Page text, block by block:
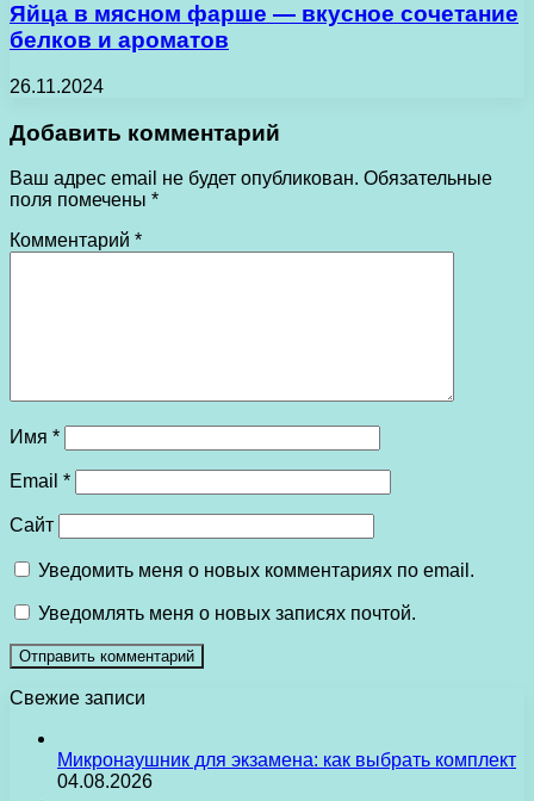
Яйца в мясном фарше — вкусное сочетание
белков и ароматов
26.11.2024
Добавить комментарий
Ваш адрес email не будет опубликован. Обязательные
поля помечены *
Комментарий *
Имя *
Email *
Сайт
Уведомить меня о новых комментариях по email.
Уведомлять меня о новых записях почтой.
Свежие записи
Микронаушник для экзамена: как выбрать комплект
04.08.2026